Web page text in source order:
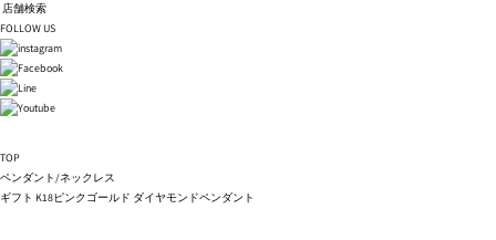
店舗検索
FOLLOW US
TOP
ペンダント/ネックレス
ギフト K18ピンクゴールド ダイヤモンドペンダント